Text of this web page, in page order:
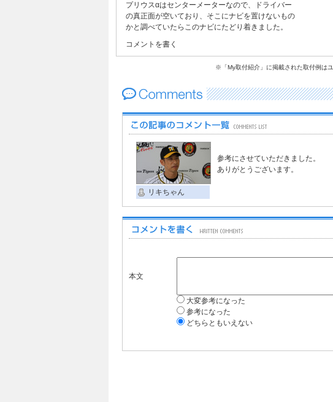
プリウスαはセンターメーターなので、ドライバー
の真正面が空いており、そこにナビを置けないもの
かと調べていたらこのナビにたどり着きました。
コメントを書く
※「My取付紹介」に掲載された取付例は
リキちゃん
参考にさせていただきました。
ありがとうございます。
本文
大変参考になった
参考になった
どちらともいえない